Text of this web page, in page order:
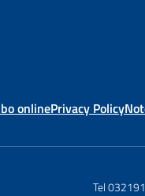
onlinePrivacy Policy
Tel